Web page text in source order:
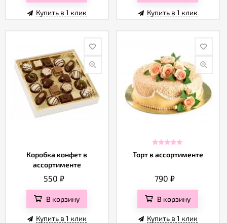
Купить в 1 клик Купить в 1 клик
Коробка конфет в
ассортименте
550 ₽
В корзину
Купить в 1 клик
Торт в ассортименте
790₽
В корзину
Купить в 1 клик